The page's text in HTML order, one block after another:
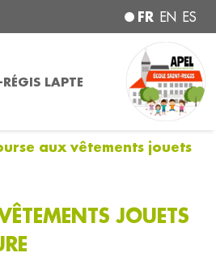
FR EN ES
LAPTE
aux vêtements jouets
JOUETS